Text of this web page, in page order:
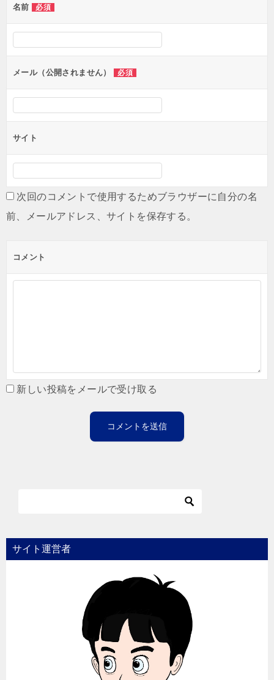
ー
シ
ン
名前 必須
メール（公開されません） 必須
サイト
次回のコメントで使用するためブラウザーに自分の名
前、メールアドレス、サイトを保存する。
コメント
新しい投稿をメールで受け取る
サイト運営者